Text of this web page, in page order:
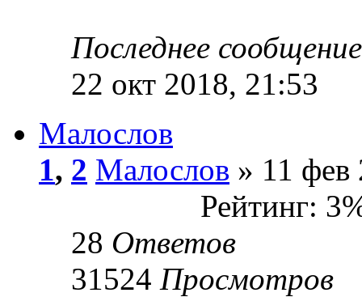
Последнее
22 окт 2018, 21:53
Малослов
1, 2 Малослов » 11 фев
Рейтинг:
28 Ответов
31524 Просмотров